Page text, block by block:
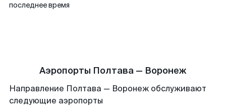
последнее время
Аэропорты Полтава — Воронеж
Направление Полтава — Воронеж обслуживают
следующие аэропорты